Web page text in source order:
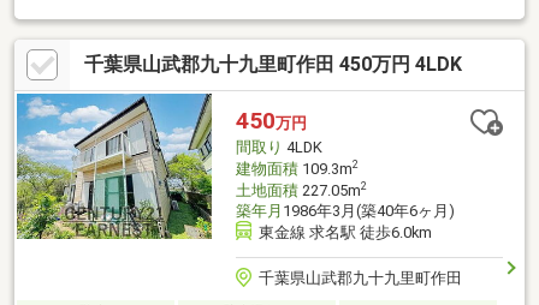
千葉県山武郡九十九里町作田 450万円 4LDK
450万円
間取り 4LDK
建物面積109.3m2
土地面積227.05m2
築年月 1986年3月(築40年6ヶ月)
東金線 求名駅 徒歩6.0km
千葉県山武郡九十九里町作田